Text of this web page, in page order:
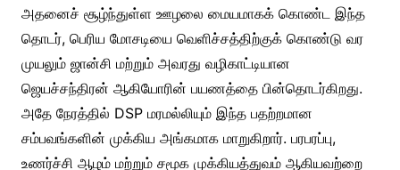
அதனைச் சூழ்ந்துள்ள ஊழலை மையமாகக் கொண்ட இந்த
தொடர், பெரிய மோசடியை வெளிச்சத்திற்குக் கொண்டு வர
முயலும் ஜான்சி மற்றும் அவரது வழிகாட்டியான
ஜெயச்சந்திரன் ஆகியோரின் பயணத்தை பின்தொடர்கிறது.
அதே நேரத்தில் DSP மரமல்லியும் இந்த பதற்றமான
சம்பவங்களின் முக்கிய அங்கமாக மாறுகிறார். பரபரப்பு,
உணர்ச்சி ஆழம் மற்றும் சமூக முக்கியத்துவம் ஆகியவற்றை